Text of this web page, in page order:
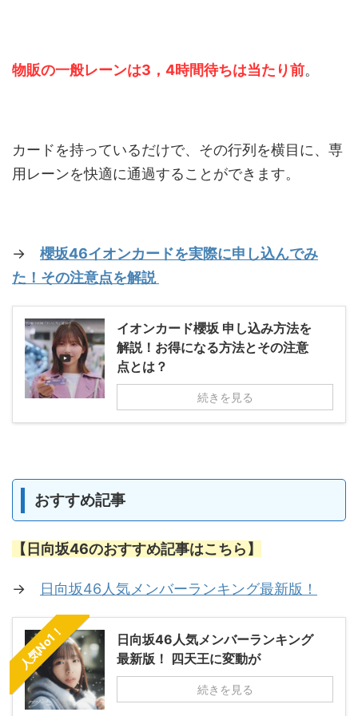
物販の一般レーンは3，4時間待ちは当たり前。
カードを持っているだけで、その行列を横目に、専
用レーンを快適に通過することができます。
→ 櫻坂46イオンカードを実際に申し込んでみ
た！その注意点を解説
イオンカード櫻坂 申し込み方法を
解説！お得になる方法とその注意
点とは？
続きを見る
おすすめ記事
【日向坂46のおすすめ記事はこちら】
→ 日向坂46人気メンバーランキング最新版！
人気No1！
日向坂46人気メンバーランキング
最新版！ 四天王に変動が
続きを見る